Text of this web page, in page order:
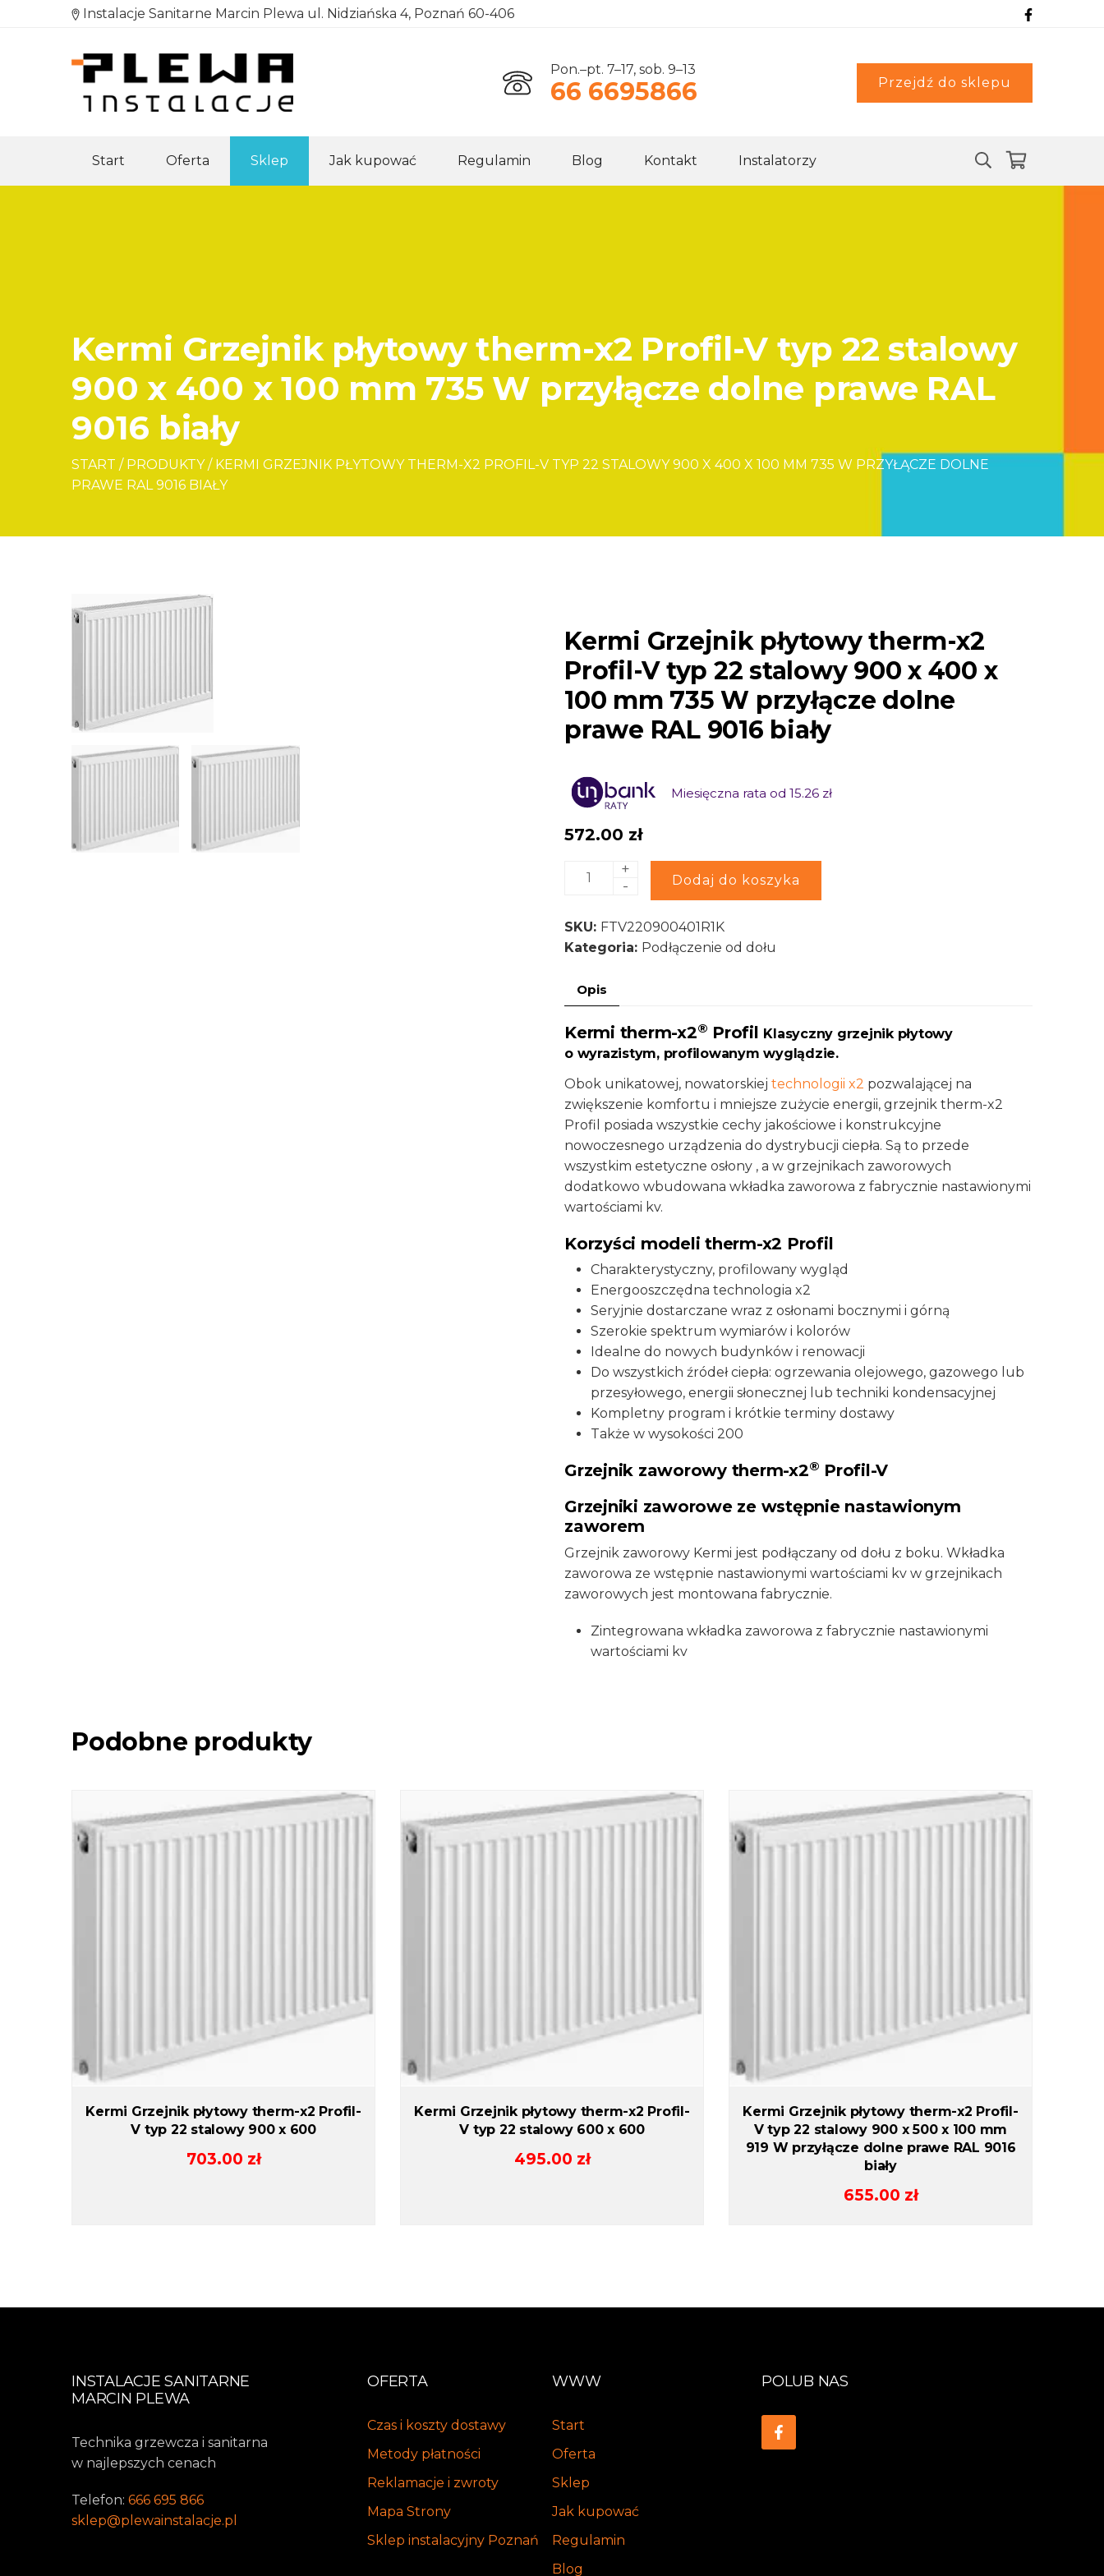
Instalacje Sanitarne Marcin Plewa ul. Nidziańska 4, Poznań 60-406
Pon.–pt. 7–17, sob. 9–13
66 6695866 Przejdź do sklepu
Start Oferta Sklep Jak kupować Regulamin Blog Kontakt Instalatorzy
Kermi Grzejnik płytowy therm-x2 Profil-V typ 22 stalowy
900 x 400 x 100 mm 735 W przyłącze dolne prawe RAL
9016 biały
START / PRODUKTY / KERMI GRZEJNIK PŁYTOWY THERM-X2 PROFIL-V TYP 22 STALOWY 900 X 400 X 100 MM 735 W PRZYŁĄCZE DOLNE
PRAWE RAL 9016 BIAŁY
Kermi Grzejnik płytowy therm-x2
Profil-V typ 22 stalowy 900 x 400 x
100 mm 735 W przyłącze dolne
prawe RAL 9016 biały
Miesięczna rata od 15.26 zł
572.00 zł
ilość
płytowy
therm-
Profil-
typ
22
stalowy
900
x
100
W
przyłącze
dolne
prawe
9016
biały
+
-
Dodaj do koszyka
Alternative:
SKU: FTV220900401R1K
Kategoria: Podłączenie od dołu
Opis
Kermi therm-x2® Profil Klasyczny grzejnik płytowy
o wyrazistym, profilowanym wyglądzie.
Obok unikatowej, nowatorskiej technologii x2 pozwalającej na
zwiększenie komfortu i mniejsze zużycie energii, grzejnik therm-x2
Profil posiada wszystkie cechy jakościowe i konstrukcyjne
nowoczesnego urządzenia do dystrybucji ciepła. Są to przede
wszystkim estetyczne osłony , a w grzejnikach zaworowych
dodatkowo wbudowana wkładka zaworowa z fabrycznie nastawionymi
wartościami kv.
Korzyści modeli therm-x2 Profil
Charakterystyczny, profilowany wygląd
Energooszczędna technologia x2
Seryjnie dostarczane wraz z osłonami bocznymi i górną
Szerokie spektrum wymiarów i kolorów
Idealne do nowych budynków i renowacji
Do wszystkich źródeł ciepła: ogrzewania olejowego, gazowego lub
przesyłowego, energii słonecznej lub techniki kondensacyjnej
Kompletny program i krótkie terminy dostawy
Także w wysokości 200
Grzejnik zaworowy therm-x2® Profil-V
Grzejniki zaworowe ze wstępnie nastawionym
zaworem
Grzejnik zaworowy Kermi jest podłączany od dołu z boku. Wkładka
zaworowa ze wstępnie nastawionymi wartościami kv w grzejnikach
zaworowych jest montowana fabrycznie.
Zintegrowana wkładka zaworowa z fabrycznie nastawionymi
wartościami kv
Podobne produkty
Kermi Grzejnik płytowy therm-x2 Profil-
V typ 22 stalowy 900 x 600
703.00 zł
Kermi Grzejnik płytowy therm-x2 Profil-
V typ 22 stalowy 600 x 600
495.00 zł
Kermi Grzejnik płytowy therm-x2 Profil-
V typ 22 stalowy 900 x 500 x 100 mm
919 W przyłącze dolne prawe RAL 9016
biały
655.00 zł
INSTALACJE SANITARNE
MARCIN PLEWA
Technika grzewcza i sanitarna
w najlepszych cenach
Telefon: 666 695 866
sklep@plewainstalacje.pl
OFERTA
Czas i koszty dostawy
Metody płatności
Reklamacje i zwroty
Mapa Strony
Sklep instalacyjny Poznań
WWW
Start
Oferta
Sklep
Jak kupować
Regulamin
Blog
POLUB NAS